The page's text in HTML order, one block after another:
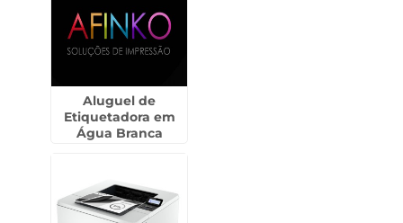
Aluguel de
Etiquetadora em
Água Branca